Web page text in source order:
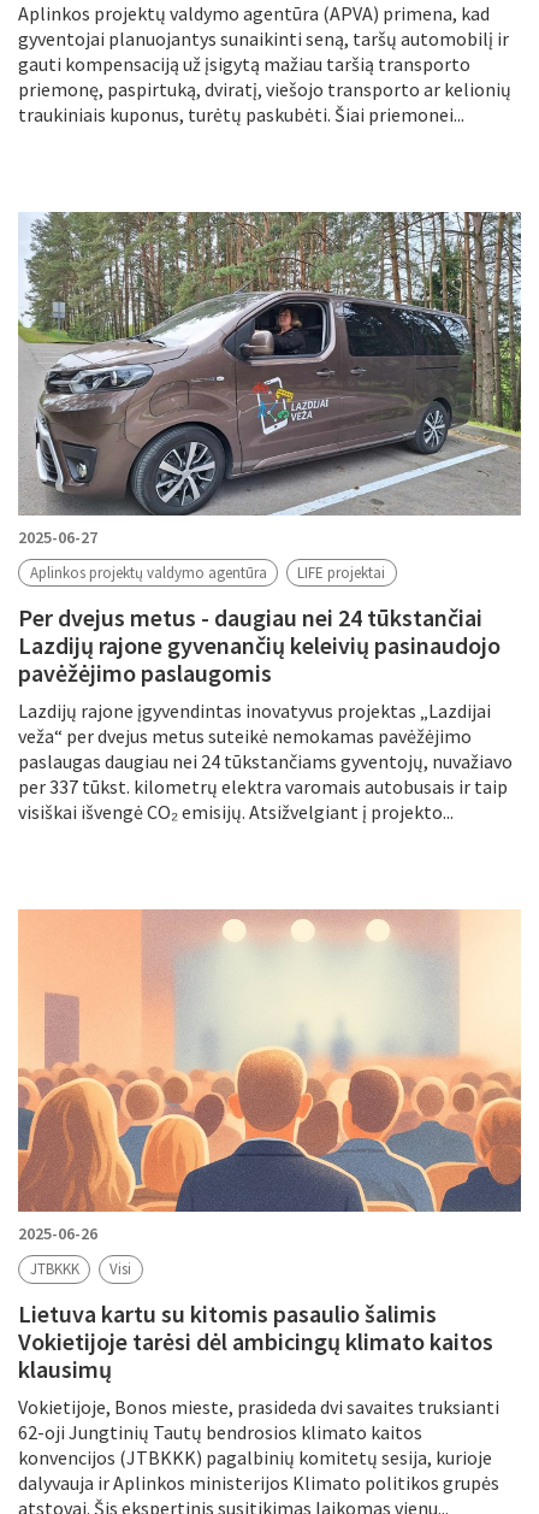
Aplinkos projektų valdymo agentūra (APVA) primena, kad
gyventojai planuojantys sunaikinti seną, taršų automobilį ir
gauti kompensaciją už įsigytą mažiau taršią transporto
priemonę, paspirtuką, dviratį, viešojo transporto ar kelionių
traukiniais kuponus, turėtų paskubėti. Šiai priemonei...
2025-06-27
Aplinkos projektų valdymo agentūra LIFE projektai
Per dvejus metus - daugiau nei 24 tūkstančiai
Lazdijų rajone gyvenančių keleivių pasinaudojo
pavėžėjimo paslaugomis
Lazdijų rajone įgyvendintas inovatyvus projektas „Lazdijai
veža“ per dvejus metus suteikė nemokamas pavėžėjimo
paslaugas daugiau nei 24 tūkstančiams gyventojų, nuvažiavo
per 337 tūkst. kilometrų elektra varomais autobusais ir taip
visiškai išvengė CO₂ emisijų. Atsižvelgiant į projekto...
2025-06-26
JTBKKK Visi
Lietuva kartu su kitomis pasaulio šalimis
Vokietijoje tarėsi dėl ambicingų klimato kaitos
klausimų
Vokietijoje, Bonos mieste, prasideda dvi savaites truksianti
62-oji Jungtinių Tautų bendrosios klimato kaitos
konvencijos (JTBKKK) pagalbinių komitetų sesija, kurioje
dalyvauja ir Aplinkos ministerijos Klimato politikos grupės
atstovai. Šis ekspertinis susitikimas laikomas vienu...